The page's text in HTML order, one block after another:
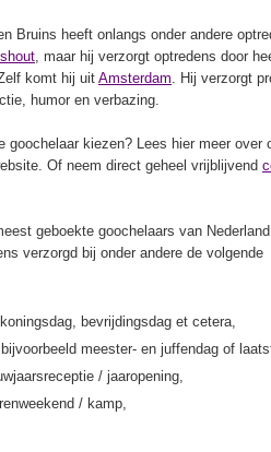
Bruins heeft onlangs onder andere
, maar hij verzorgt optredens door
komt hij uitAmsterdam. Hij verzorgt
humor en verbazing.
goochelaar kiezen? Lees hier meer over
Of neem direct geheel vrijblijvend
geboekte goochelaars van
verzorgd bij onder andere de volgende
bevrijdingsdag et cetera,
meester- en juffendag of
/ jaaropening,
/ kamp,